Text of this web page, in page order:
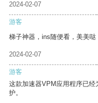
2024-02-07
游客
梯子神器，ins随便看，美美哒
2024-02-07
游客
这款加速器VPM应用程序已
护。